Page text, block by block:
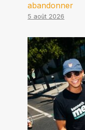
abandonner
5 août 2026